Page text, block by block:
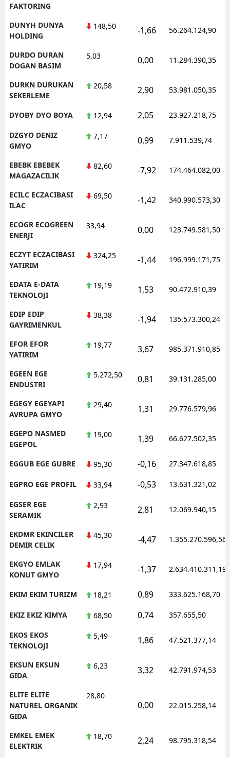
FAKTORING
DUNYH DUNYA
HOLDING
148,50 -1,66 56.264.124,90
DURDO DURAN
DOGAN BASIM
5,03 0,00 11.284.390,35
DURKN DURUKAN
SEKERLEME
20,58 2,90 53.981.050,35
DYOBY DYO BOYA 12,94 2,05 23.927.218,75
DZGYO DENIZ
GMYO
7,17 0,99 7.911.539,74
EBEBK EBEBEK
MAGAZACILIK
82,60 -7,92 174.464.082,00
ECILC ECZACIBASI
ILAC
69,50 -1,42 340.990.573,30
ECOGR ECOGREEN
ENERJI
33,94 0,00 123.749.581,50
ECZYT ECZACIBASI
YATIRIM
324,25 -1,44 196.999.171,75
EDATA E-DATA
TEKNOLOJI
19,19 1,53 90.472.910,39
EDIP EDIP
GAYRIMENKUL
38,38 -1,94 135.573.300,24
EFOR EFOR
YATIRIM
19,77 3,67 985.371.910,85
EGEEN EGE
ENDUSTRI
5.272,50 0,81 39.131.285,00
EGEGY EGEYAPI
AVRUPA GMYO
29,40 1,31 29.776.579,96
EGEPO NASMED
EGEPOL
19,00 1,39 66.627.502,35
EGGUB EGE GUBRE 95,30 -0,16 27.347.618,85
EGPRO EGE PROFIL 33,94 -0,53 13.631.321,02
EGSER EGE
SERAMIK
2,93 2,81 12.069.940,15
EKDMR EKINCILER
DEMIR CELIK
45,30 -4,47 1.355.270.596,56
EKGYO EMLAK
KONUT GMYO
17,94 -1,37 2.634.410.311,19
EKIM EKIM TURIZM 18,21 0,89 333.625.168,70
EKIZ EKIZ KIMYA 68,50 0,74 357.655,50
EKOS EKOS
TEKNOLOJI
5,49 1,86 47.521.377,14
EKSUN EKSUN
GIDA
6,23 3,32 42.791.974,53
ELITE ELITE
NATUREL ORGANIK
GIDA
28,80
0,00 22.015.258,14
EMKEL EMEK
ELEKTRIK
18,70 2,24 98.795.318,54